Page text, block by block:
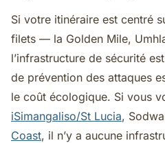
Si votre itinéraire est centré
filets — la Golden Mile,
l’infrastructure de sécurité
de prévention des attaques
le coût écologique. Si vous
iSimangaliso/St Lucia,
Coast, il n’y a aucune